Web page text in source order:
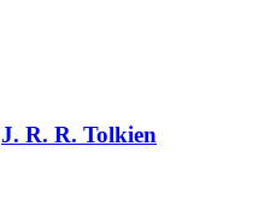
J. R. R. Tolkien